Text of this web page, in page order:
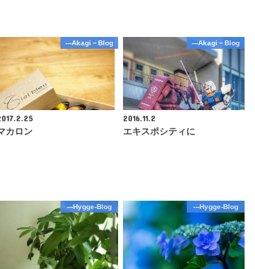
---Akagi－Blog
カロン
---Akagi－Blog
2016.11.2
エキスポシティに
---Hygge-Blog ---Hygge-Blog